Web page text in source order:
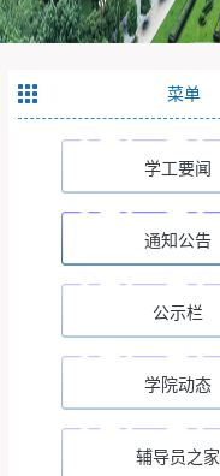
菜单
学工要闻
通知公告
公示栏
学院动态
辅导员之家